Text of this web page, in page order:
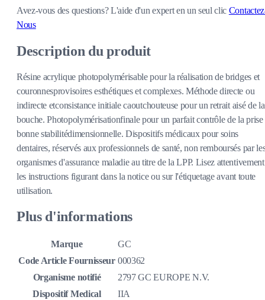
Avez-vous des questions?L'aide d'un expert en un seul clic
Nous
Description du produit
Résine acrylique photopolymérisable pour la réalisation de bridges et
couronnesprovisoires esthétiques et complexes. Méthode directe ou
indirecte etconsistance initiale caoutchouteuse pour un retrait aisé de la
bouche. Photopolymérisationfinale pour un parfait contrôle de la prise
bonne stabilitédimensionnelle. Dispositifs médicaux pour soins
dentaires, réservés aux professionnels de santé, non remboursés par
organismes d'assurance maladie au titre de la LPP. Lisez attentivement
les instructions figurant dans la notice ou sur l'étiquetage avant toute
utilisation.
Plus d'informations
Marque
GC
Code Article Fournisseur 000362
Organisme notifié
2797 GC EUROPE N.V.
Dispositif Medical
IIA